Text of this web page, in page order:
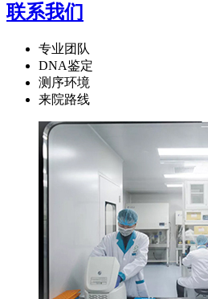
联系我们
专业团队
DNA鉴定
测序环境
来院路线